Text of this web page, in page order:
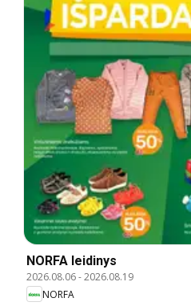
NORFA leidinys
2026.08.06-2026.08.19
NORFA